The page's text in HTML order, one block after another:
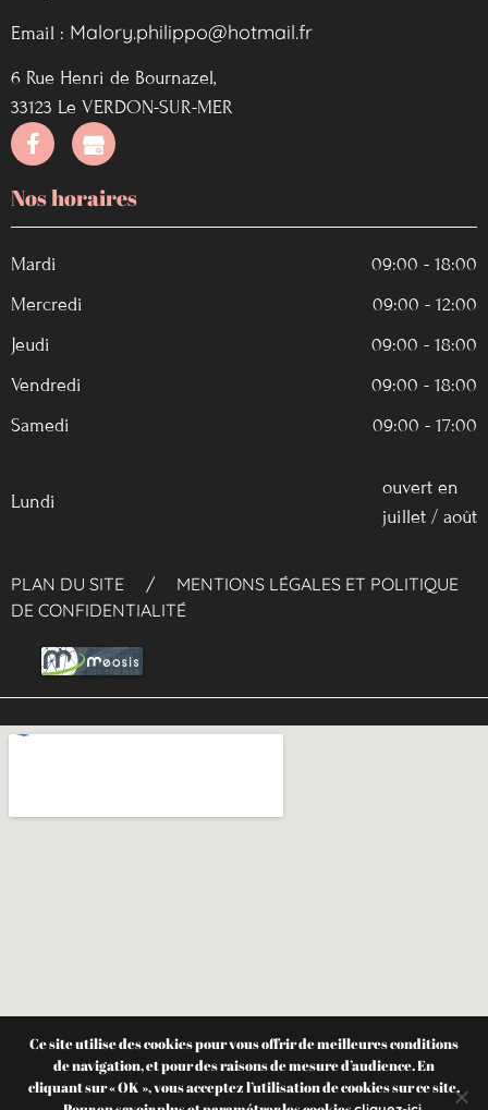
Email : Malory.philippo@hotmail.fr
6 Rue Henri de Bournazel,
33123 Le VERDON-SUR-MER
Nos horaires
Mardi
09:00 - 18:00
Mercredi
09:00 - 12:00
Jeudi
09:00 - 18:00
Vendredi
09:00 - 18:00
Samedi
09:00 - 17:00
Lundi
ouvert en
juillet / août
PLAN DU SITE / MENTIONS LÉGALES ET POLITIQUE
DE CONFIDENTIALITÉ
Ce site utilise des cookies pour vous offrir de meilleures conditions
de navigation, et pour des raisons de mesure d’audience. En
cliquant sur « OK », vous acceptez l’utilisation de cookies sur ce site.